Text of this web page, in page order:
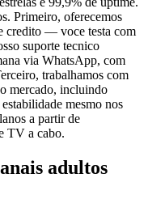
Primeiro, oferecemos
credito — voce testa com
suporte tecnico
via WhatsApp, com
trabalhamos com
mercado, incluindo
mesmo nos
a partir de
TV a cabo.
adultos